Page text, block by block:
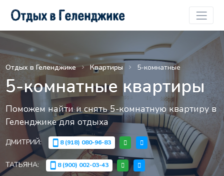
Отдых в Геленджике Квартиры 5-комнатные
5-комнатные квартиры
Поможем найти и снять 5-комнатную квартиру в
Геленджике для отдыха
ДМИТРИЙ: smartphone 8 (918) 080-96-83
ТАТЬЯНА: smartphone 8 (900) 002-03-43